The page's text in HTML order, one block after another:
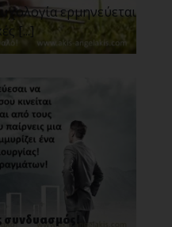
ερμηνεύεται
[...]